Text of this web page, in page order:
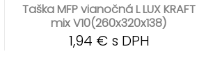
Taška MFP vianočná L LUX KRAFT
mix V10(260x320x138)
1,94 € s DPH